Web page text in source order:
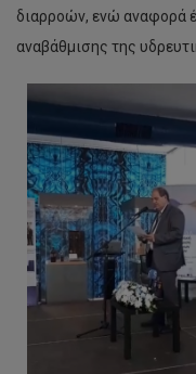
διαρροών, ενώ αναφορά
αναβάθμισης της